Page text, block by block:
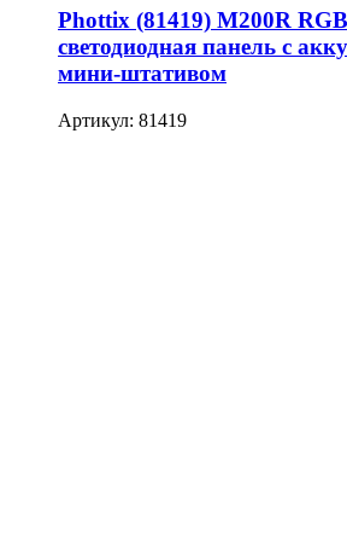
Phottix (81419) M200R
светодиодная панель с
мини-штативом
Артикул: 81419